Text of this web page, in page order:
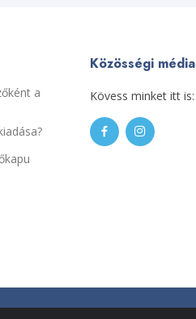
a
Közösségi média
Kövess minket itt is: